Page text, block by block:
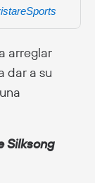
arreglar
dar a su
Silksong